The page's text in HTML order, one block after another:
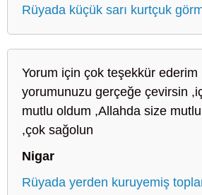
Rüyada küçük sarı kurtçuk
Yorum için çok teşekkür ederim
yorumunuzu gerçeğe çevirsin
mutlu oldum ,Allahda size
,çok sağolun
Nigar
Rüyada yerden kuruyemiş